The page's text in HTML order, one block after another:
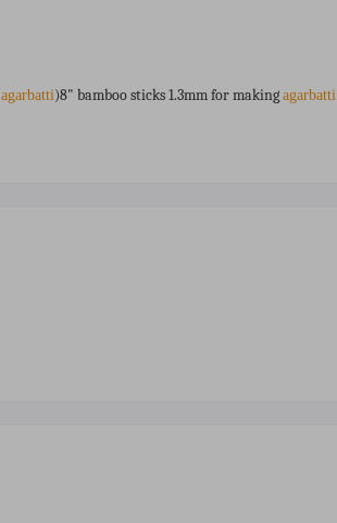
agarbatti)8" bamboo sticks 1.3mm for making agarbatti